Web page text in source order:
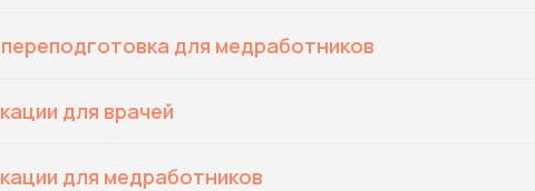
для медработников
для врачей
для медработников